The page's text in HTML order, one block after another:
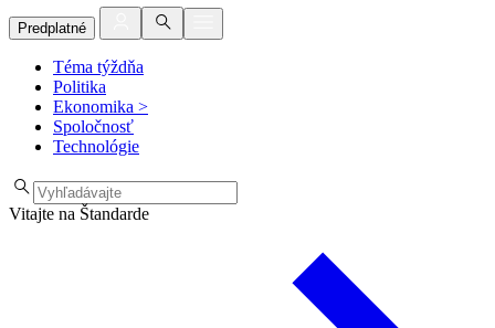
Predplatné
Téma týždňa
Politika
Ekonomika >
Spoločnosť
Technológie
Vitajte na Štandarde